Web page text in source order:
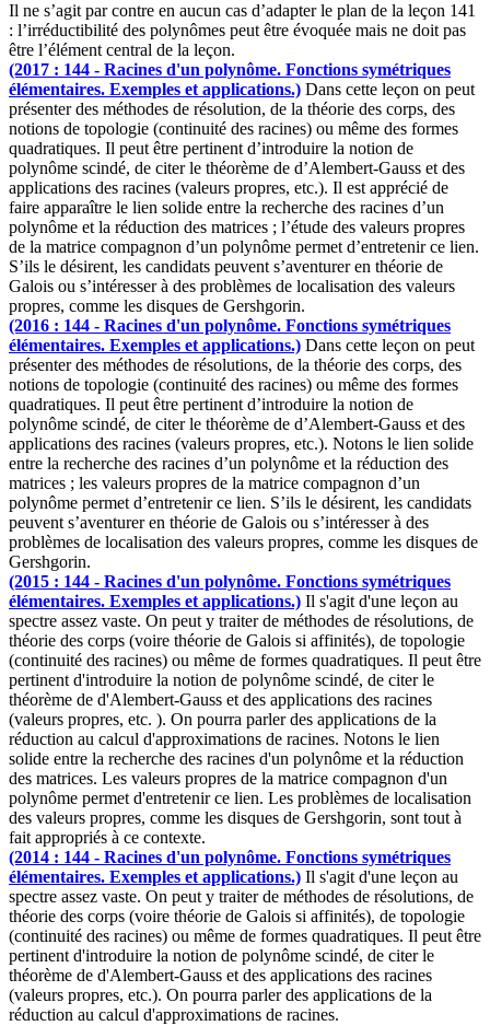
Il ne s’agit par contre en aucun cas d’adapter le plan de la leçon 141
: l’irréductibilité des polynômes peut être évoquée mais ne doit pas
être l’élément central de la leçon.
(2017 : 144 - Racines d'un polynôme. Fonctions symétriques
élémentaires. Exemples et applications.) Dans cette leçon on peut
présenter des méthodes de résolution, de la théorie des corps, des
notions de topologie (continuité des racines) ou même des formes
quadratiques. Il peut être pertinent d’introduire la notion de
polynôme scindé, de citer le théorème de d’Alembert-Gauss et des
applications des racines (valeurs propres, etc.). Il est apprécié de
faire apparaître le lien solide entre la recherche des racines d’un
polynôme et la réduction des matrices ; l’étude des valeurs propres
de la matrice compagnon d’un polynôme permet d’entretenir ce lien.
S’ils le désirent, les candidats peuvent s’aventurer en théorie de
Galois ou s’intéresser à des problèmes de localisation des valeurs
propres, comme les disques de Gershgorin.
(2016 : 144 - Racines d'un polynôme. Fonctions symétriques
élémentaires. Exemples et applications.) Dans cette leçon on peut
présenter des méthodes de résolutions, de la théorie des corps, des
notions de topologie (continuité des racines) ou même des formes
quadratiques. Il peut être pertinent d’introduire la notion de
polynôme scindé, de citer le théorème de d’Alembert-Gauss et des
applications des racines (valeurs propres, etc.). Notons le lien solide
entre la recherche des racines d’un polynôme et la réduction des
matrices ; les valeurs propres de la matrice compagnon d’un
polynôme permet d’entretenir ce lien. S’ils le désirent, les candidats
peuvent s’aventurer en théorie de Galois ou s’intéresser à des
problèmes de localisation des valeurs propres, comme les disques de
Gershgorin.
(2015 : 144 - Racines d'un polynôme. Fonctions symétriques
élémentaires. Exemples et applications.) Il s'agit d'une leçon au
spectre assez vaste. On peut y traiter de méthodes de résolutions, de
théorie des corps (voire théorie de Galois si affinités), de topologie
(continuité des racines) ou même de formes quadratiques. Il peut être
pertinent d'introduire la notion de polynôme scindé, de citer le
théorème de d'Alembert-Gauss et des applications des racines
(valeurs propres, etc. ). On pourra parler des applications de la
réduction au calcul d'approximations de racines. Notons le lien
solide entre la recherche des racines d'un polynôme et la réduction
des matrices. Les valeurs propres de la matrice compagnon d'un
polynôme permet d'entretenir ce lien. Les problèmes de localisation
des valeurs propres, comme les disques de Gershgorin, sont tout à
fait appropriés à ce contexte.
(2014 : 144 - Racines d'un polynôme. Fonctions symétriques
élémentaires. Exemples et applications.) Il s'agit d'une leçon au
spectre assez vaste. On peut y traiter de méthodes de résolutions, de
théorie des corps (voire théorie de Galois si affinités), de topologie
(continuité des racines) ou même de formes quadratiques. Il peut être
pertinent d'introduire la notion de polynôme scindé, de citer le
théorème de d'Alembert-Gauss et des applications des racines
(valeurs propres, etc.). On pourra parler des applications de la
réduction au calcul d'approximations de racines.